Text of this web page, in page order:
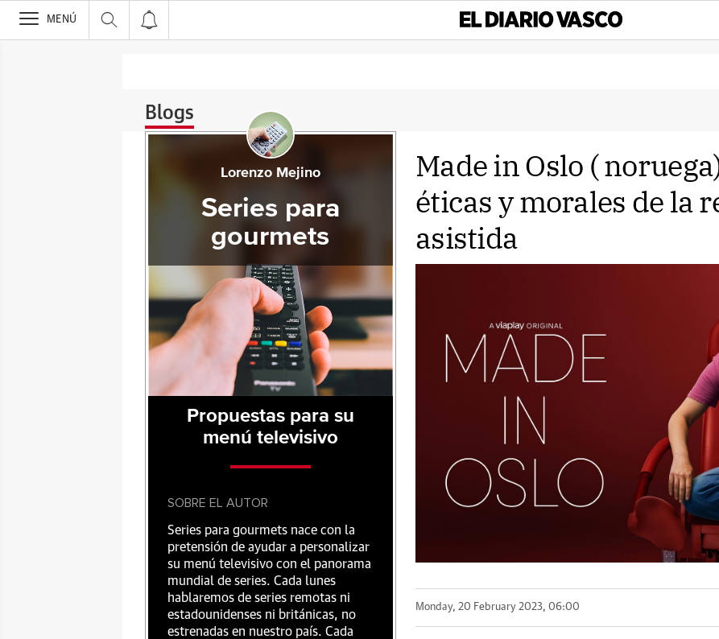
>
MENÚ
Blogs
Made in Oslo (
éticas y morales de la
asistida
Monday, 20 February 2023, 06:00
Lorenzo Mejino
Series para
gourmets
Propuestas para su
menú televisivo
SOBRE EL AUTOR
Series para gourmets nace con la
pretensión de ayudar a personalizar
su menú televisivo con el panorama
mundial de series. Cada lunes
hablaremos de series remotas ni
estadounidenses ni británicas, no
estrenadas en nuestro país. Cada